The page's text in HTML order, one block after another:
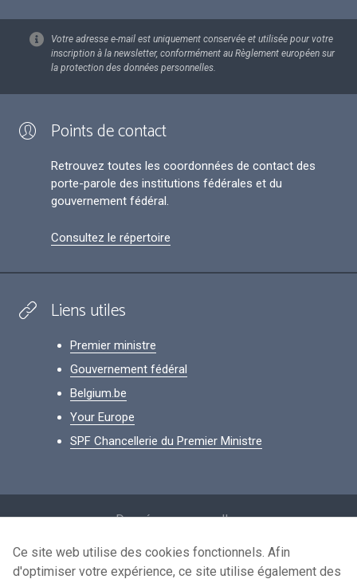
Votre adresse e-mail est uniquement conservée et utilisée pour votre
inscription à la newsletter, conformément au Règlement européen sur
la protection des données personnelles.
Points de contact
Retrouvez toutes les coordonnées de contact des
porte-parole des institutions fédérales et du
gouvernement fédéral.
Consultez le répertoire
Liens utiles
Premier ministre
Gouvernement fédéral
Belgium.be
Your Europe
SPF Chancellerie du Premier Ministre
Données personnelles
Conditions de réutilisation
Contactez-nous
Ce site web utilise des cookies fonctionnels. Afin
d'optimiser votre expérience, ce site utilise également des